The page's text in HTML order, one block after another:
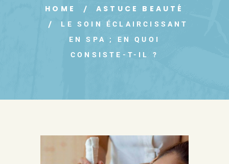
HOME ASTUCE BEAUTÉ
LE SOIN ÉCLAIRCISSANT
EN SPA ; EN QUOI
CONSISTE-T-IL ?